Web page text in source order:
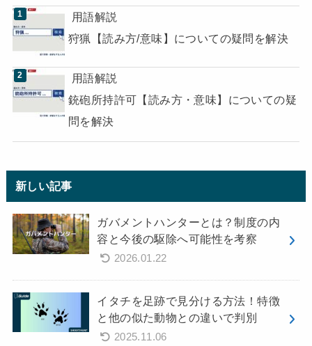
用語解説
狩猟【読み方/意味】についての疑問を解決
用語解説
銃砲所持許可【読み方・意味】についての疑
問を解決
新しい記事
ガバメントハンターとは？制度の内
容と今後の駆除へ可能性を考察
2026.01.22
イタチを足跡で見分ける方法！特徴
と他の似た動物との違いで判別
2025.11.06